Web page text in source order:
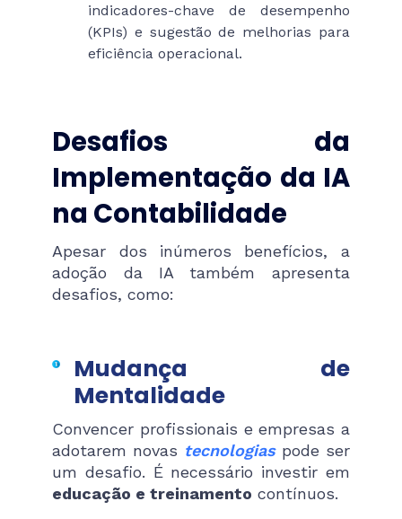
indicadores-chave de desempenho
(KPIs) e sugestão de melhorias para
eficiência operacional.
Desafios da
Implementação da IA
na Contabilidade
Apesar dos inúmeros benefícios, a
adoção da IA também apresenta
desafios, como:
Mudança de
Mentalidade
Convencer profissionais e empresas a
adotarem novas tecnologiaspode ser
um desafio. É necessário investir em
educação e treinamento contínuos.